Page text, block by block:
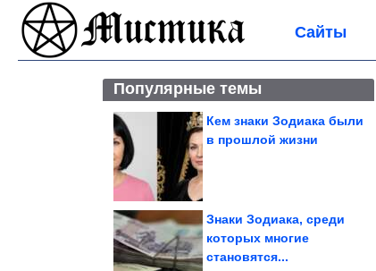
Сайты
Популярные темы
Кем знаки Зодиака были
в прошлой жизни
Знаки Зодиака, среди
которых многие
становятся...